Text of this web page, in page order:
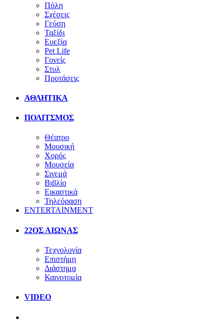
Πόλη
Σχέσεις
Γεύση
Ταξίδι
Ευεξία
Pet Life
Γονείς
Στυλ
Προτάσεις
ΑΘΛΗΤΙΚΑ
ΠΟΛΙΤΣΜΟΣ
Θέατρο
Μουσική
Χορός
Μουσεία
Σινεμά
Βιβλίο
Εικαστικά
Τηλεόραση
ENTERTAINMENT
22ΟΣ ΑΙΩΝΑΣ
Τεχνολογία
Επιστήμη
Διάστημα
Καινοτομία
VIDEO